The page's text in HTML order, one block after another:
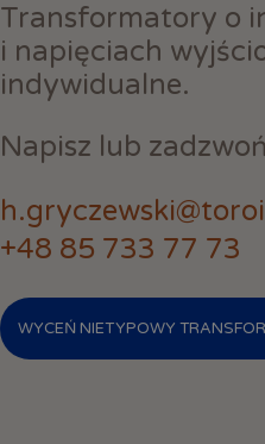
Transformatory o
i napięciach
indywidualne.
Napisz lub
+48 85 733 77 73
WYCEŃ NIETYPOWY